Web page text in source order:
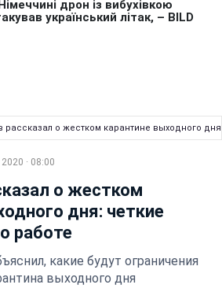
рассказал о жестком карантине выходного
· 08:00
о жестком
дня: четкие
работе
какие будут ограничения
выходного дня